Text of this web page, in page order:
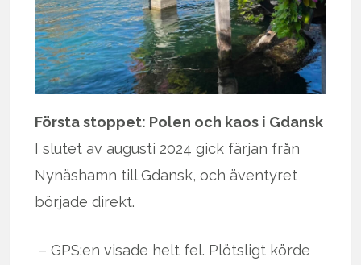
Första stoppet: Polen och kaos i Gdansk
I slutet av augusti 2024 gick färjan från
Nynäshamn till Gdansk, och äventyret
började direkt.
– GPS:en visade helt fel. Plötsligt körde